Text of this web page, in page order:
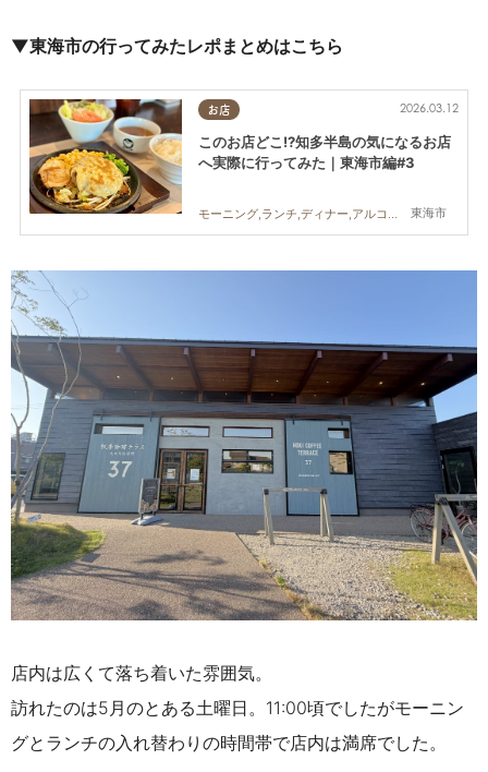
▼東海市の行ってみたレポまとめはこちら
お店
東海市
2026.03.12
このお店どこ!?知多半島の気になるお店
へ実際に行ってみた｜東海市編#3
店内は広くて落ち着いた雰囲気。
訪れたのは5月のとある土曜日。11:00頃でしたがモーニン
グとランチの入れ替わりの時間帯で店内は満席でした。